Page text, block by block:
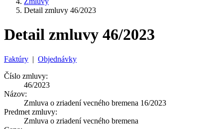
Detail zmluvy 46/2023
Detail zmluvy 46/2023
Faktúry | Objednávky
Číslo zmluvy:
46/2023
Názov:
Zmluva o zriadení vecného bremena 16/2023
Predmet zmluvy:
Zmluva o zriadení vecného bremena